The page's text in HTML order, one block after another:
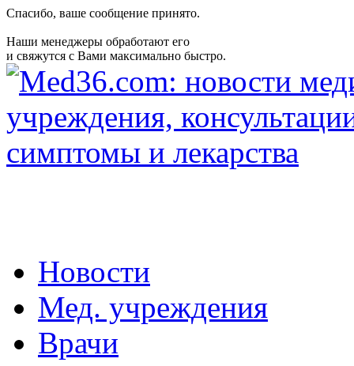
Спасибо, ваше сообщение принято.
Наши менеджеры обработают его
и свяжутся с Вами максимально быстро.
Новости
Мед. учреждения
Врачи